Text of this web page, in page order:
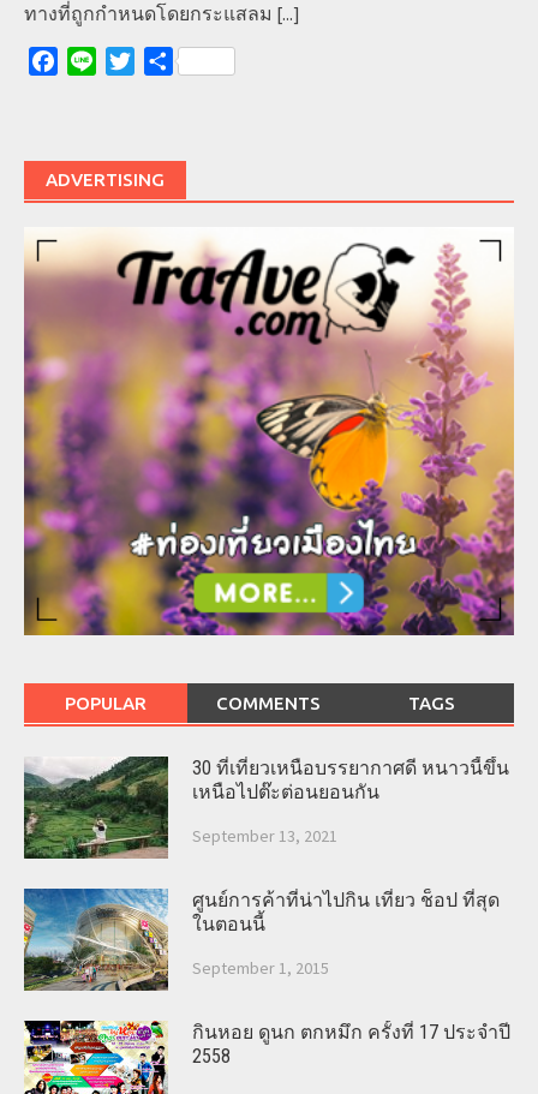
ทางที่ถูกกำหนดโดยกระแสลม [...]
Facebook
Line TwitterShare
ADVERTISING
POPULAR COMMENTS TAGS
30 ที่เที่ยวเหนือบรรยากาศดี หนาวนี้ขึ้น
เหนือไปต๊ะต่อนยอนกัน
September 13, 2021
ศูนย์การค้าที่น่าไปกิน เที่ยว ช็อป ที่สุด
ในตอนนี้
September 1, 2015
กินหอย ดูนก ตกหมึก ครั้งที่ 17 ประจำปี
2558